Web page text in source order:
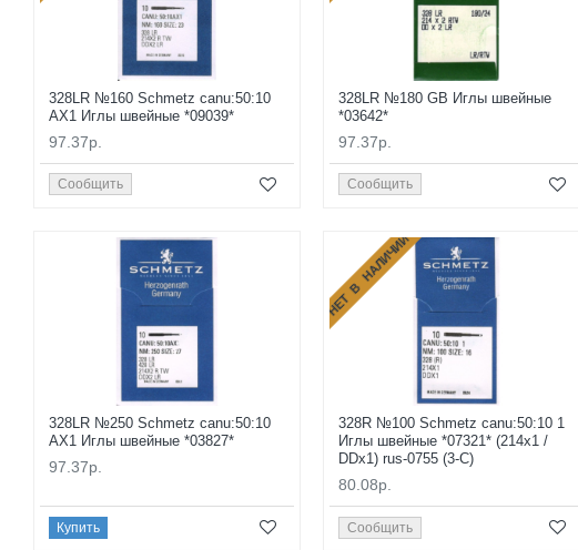
328LR №160 Schmetz canu:50:10
AX1 Иглы швейные *09039*
97.37р.
Сообщить
328LR №180 GB Иглы швейные
*03642*
97.37р.
Сообщить
328LR №250 Schmetz canu:50:10
AX1 Иглы швейные *03827*
97.37р.
Купить
НЕТ В НАЛИЧИИ
328R №100 Schmetz canu:50:10 1
Иглы швейные *07321* (214x1 /
DDx1) rus-0755 (3-С)
80.08р.
Сообщить